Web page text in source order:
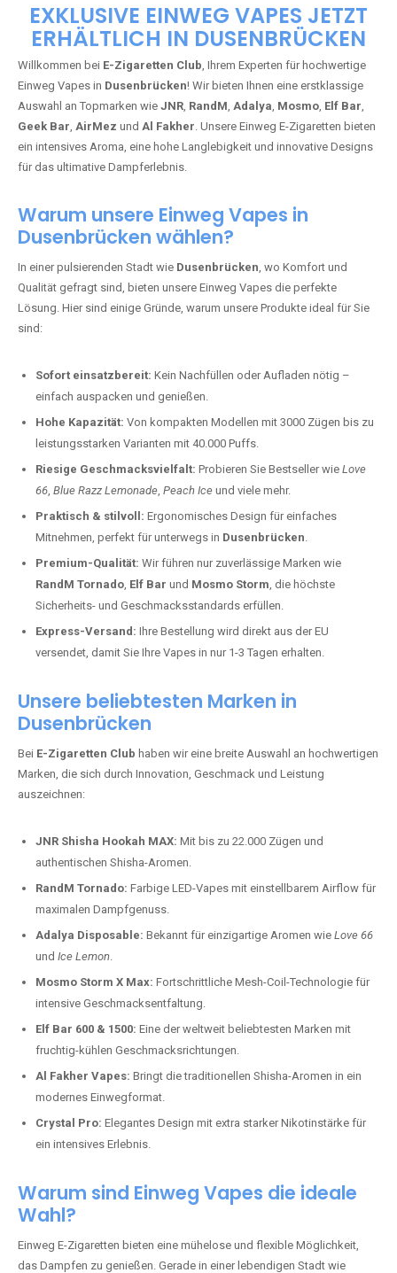
EXKLUSIVE EINWEG VAPES JETZT
ERHÄLTLICH IN DUSENBRÜCKEN
Willkommen bei E-Zigaretten Club, Ihrem Experten für hochwertige
Einweg Vapes in Dusenbrücken! Wir bieten Ihnen eine erstklassige
Auswahl an Topmarken wie JNR, RandM, Adalya, Mosmo, Elf Bar,
Geek Bar, AirMez und Al Fakher. Unsere Einweg E-Zigaretten bieten
ein intensives Aroma, eine hohe Langlebigkeit und innovative Designs
für das ultimative Dampferlebnis.
Warum unsere Einweg Vapes in
Dusenbrücken wählen?
In einer pulsierenden Stadt wie Dusenbrücken, wo Komfort und
Qualität gefragt sind, bieten unsere Einweg Vapes die perfekte
Lösung. Hier sind einige Gründe, warum unsere Produkte ideal für Sie
sind:
Sofort einsatzbereit: Kein Nachfüllen oder Aufladen nötig –
einfach auspacken und genießen.
Hohe Kapazität: Von kompakten Modellen mit 3000 Zügen bis zu
leistungsstarken Varianten mit 40.000 Puffs.
Riesige Geschmacksvielfalt: Probieren Sie Bestseller wie Love
66, Blue Razz Lemonade, Peach Ice und viele mehr.
Praktisch & stilvoll: Ergonomisches Design für einfaches
Mitnehmen, perfekt für unterwegs in Dusenbrücken.
Premium-Qualität: Wir führen nur zuverlässige Marken wie
RandM Tornado, Elf Bar und Mosmo Storm, die höchste
Sicherheits- und Geschmacksstandards erfüllen.
Express-Versand: Ihre Bestellung wird direkt aus der EU
versendet, damit Sie Ihre Vapes in nur 1-3 Tagen erhalten.
Unsere beliebtesten Marken in
Dusenbrücken
Bei E-Zigaretten Club haben wir eine breite Auswahl an hochwertigen
Marken, die sich durch Innovation, Geschmack und Leistung
auszeichnen:
JNR Shisha Hookah MAX: Mit bis zu 22.000 Zügen und
authentischen Shisha-Aromen.
RandM Tornado: Farbige LED-Vapes mit einstellbarem Airflow für
maximalen Dampfgenuss.
Adalya Disposable: Bekannt für einzigartige Aromen wie Love 66
und Ice Lemon.
Mosmo Storm X Max: Fortschrittliche Mesh-Coil-Technologie für
intensive Geschmacksentfaltung.
Elf Bar 600 & 1500: Eine der weltweit beliebtesten Marken mit
fruchtig-kühlen Geschmacksrichtungen.
Al Fakher Vapes: Bringt die traditionellen Shisha-Aromen in ein
modernes Einwegformat.
Crystal Pro: Elegantes Design mit extra starker Nikotinstärke für
ein intensives Erlebnis.
Warum sind Einweg Vapes die ideale
Wahl?
Einweg E-Zigaretten bieten eine mühelose und flexible Möglichkeit,
das Dampfen zu genießen. Gerade in einer lebendigen Stadt wie